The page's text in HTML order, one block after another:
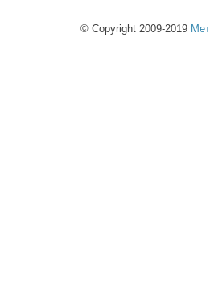
© Copyright 2009-2019